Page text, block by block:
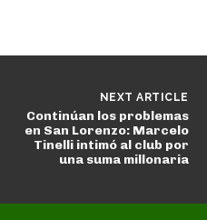
NEXT ARTICLE
Continúan los problemas
en San Lorenzo: Marcelo
Tinelli intimó al club por
una suma millonaria